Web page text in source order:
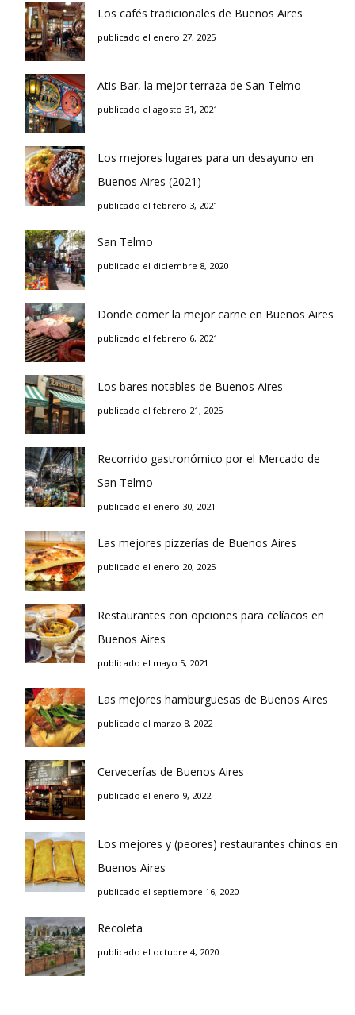
Los cafés tradicionales de Buenos Aires
publicado el enero 27, 2025
Atis Bar, la mejor terraza de San Telmo
publicado el agosto 31, 2021
Los mejores lugares para un desayuno en
Buenos Aires (2021)
publicado el febrero 3, 2021
San Telmo
publicado el diciembre 8, 2020
Donde comer la mejor carne en Buenos Aires
publicado el febrero 6, 2021
Los bares notables de Buenos Aires
publicado el febrero 21, 2025
Recorrido gastronómico por el Mercado de
San Telmo
publicado el enero 30, 2021
Las mejores pizzerías de Buenos Aires
publicado el enero 20, 2025
Restaurantes con opciones para celíacos en
Buenos Aires
publicado el mayo 5, 2021
Las mejores hamburguesas de Buenos Aires
publicado el marzo 8, 2022
Cervecerías de Buenos Aires
publicado el enero 9, 2022
Los mejores y (peores) restaurantes chinos en
Buenos Aires
publicado el septiembre 16, 2020
Recoleta
publicado el octubre 4, 2020